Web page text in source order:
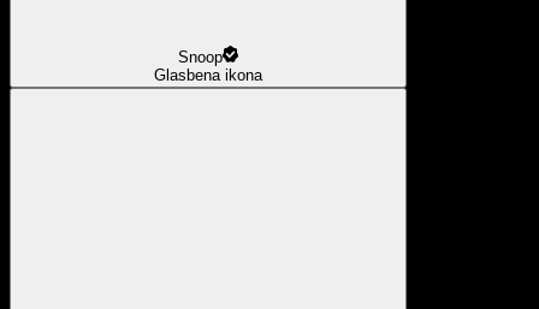
Snoop
Glasbena ikona